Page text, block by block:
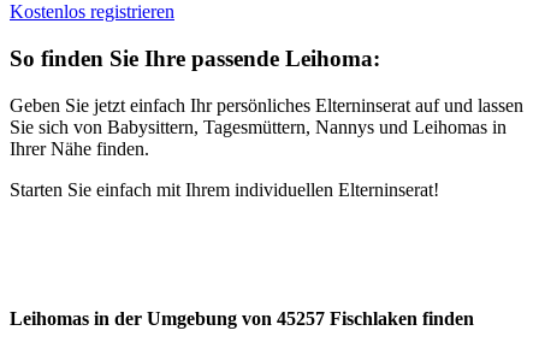
Kostenlos registrieren
So finden Sie Ihre passende Leihoma:
Geben Sie jetzt einfach Ihr persönliches Elterninserat auf und lassen
Sie sich von Babysittern, Tagesmüttern, Nannys und Leihomas in
Ihrer Nähe finden.
Starten Sie einfach mit Ihrem individuellen Elterninserat!
Leihomas in der Umgebung von 45257 Fischlaken finden